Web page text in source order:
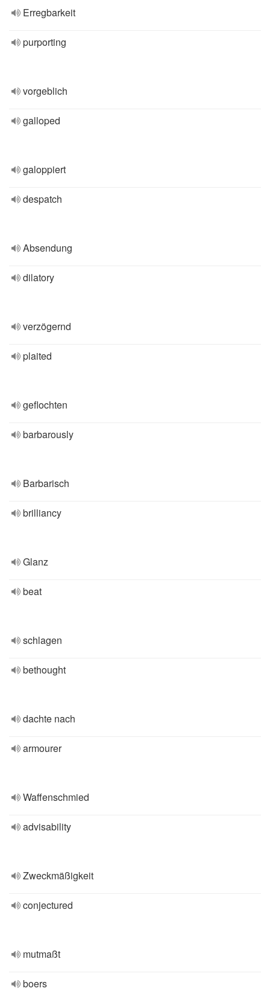
Erregbarkeit
purporting
vorgeblich
galloped
galoppiert
despatch
Absendung
dilatory
verzögernd
plaited
geflochten
barbarously
Barbarisch
brilliancy
Glanz
beat
schlagen
bethought
dachte nach
armourer
Waffenschmied
advisability
Zweckmäßigkeit
conjectured
mutmaßt
boers